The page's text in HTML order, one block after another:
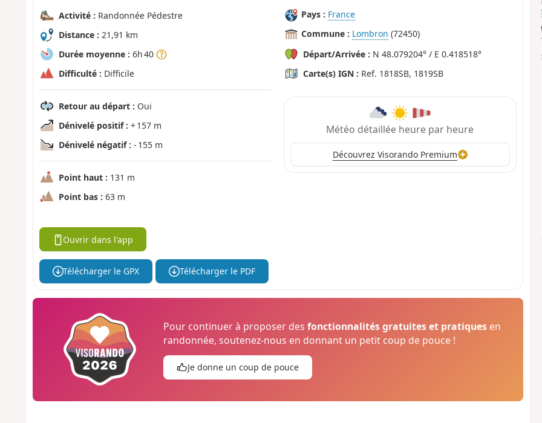
Activité : Randonnée Pédestre
Distance : 21,91 km
Durée moyenne : 6h 40
Difficulté : Difficile
Retour au départ : Oui
Dénivelé positif : + 157 m
Dénivelé négatif : - 155 m
Point haut : 131 m
Point bas : 63 m
Pays : France
Commune : Lombron (72450)
Départ/Arrivée : N 48.079204° / E 0.418518°
Carte(s) IGN : Ref. 1818SB, 1819SB
Météo détaillée heure par heure
Découvrez Visorando Premium
Ouvrir dans l'app
Télécharger le GPX Télécharger le PDF
Pour continuer à proposer desfonctionnalités gratuites et pratiques en
randonnée, soutenez-nous en donnant un petit coup de pouce !
Je donne un coup de pouce